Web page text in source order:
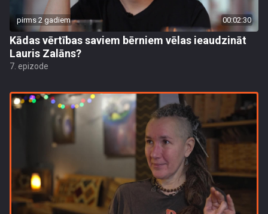
pirms 2 gadiem 00:02:30
Kādas vērtības saviem bērniem vēlas ieaudzināt
Lauris Zalāns?
7. epizode